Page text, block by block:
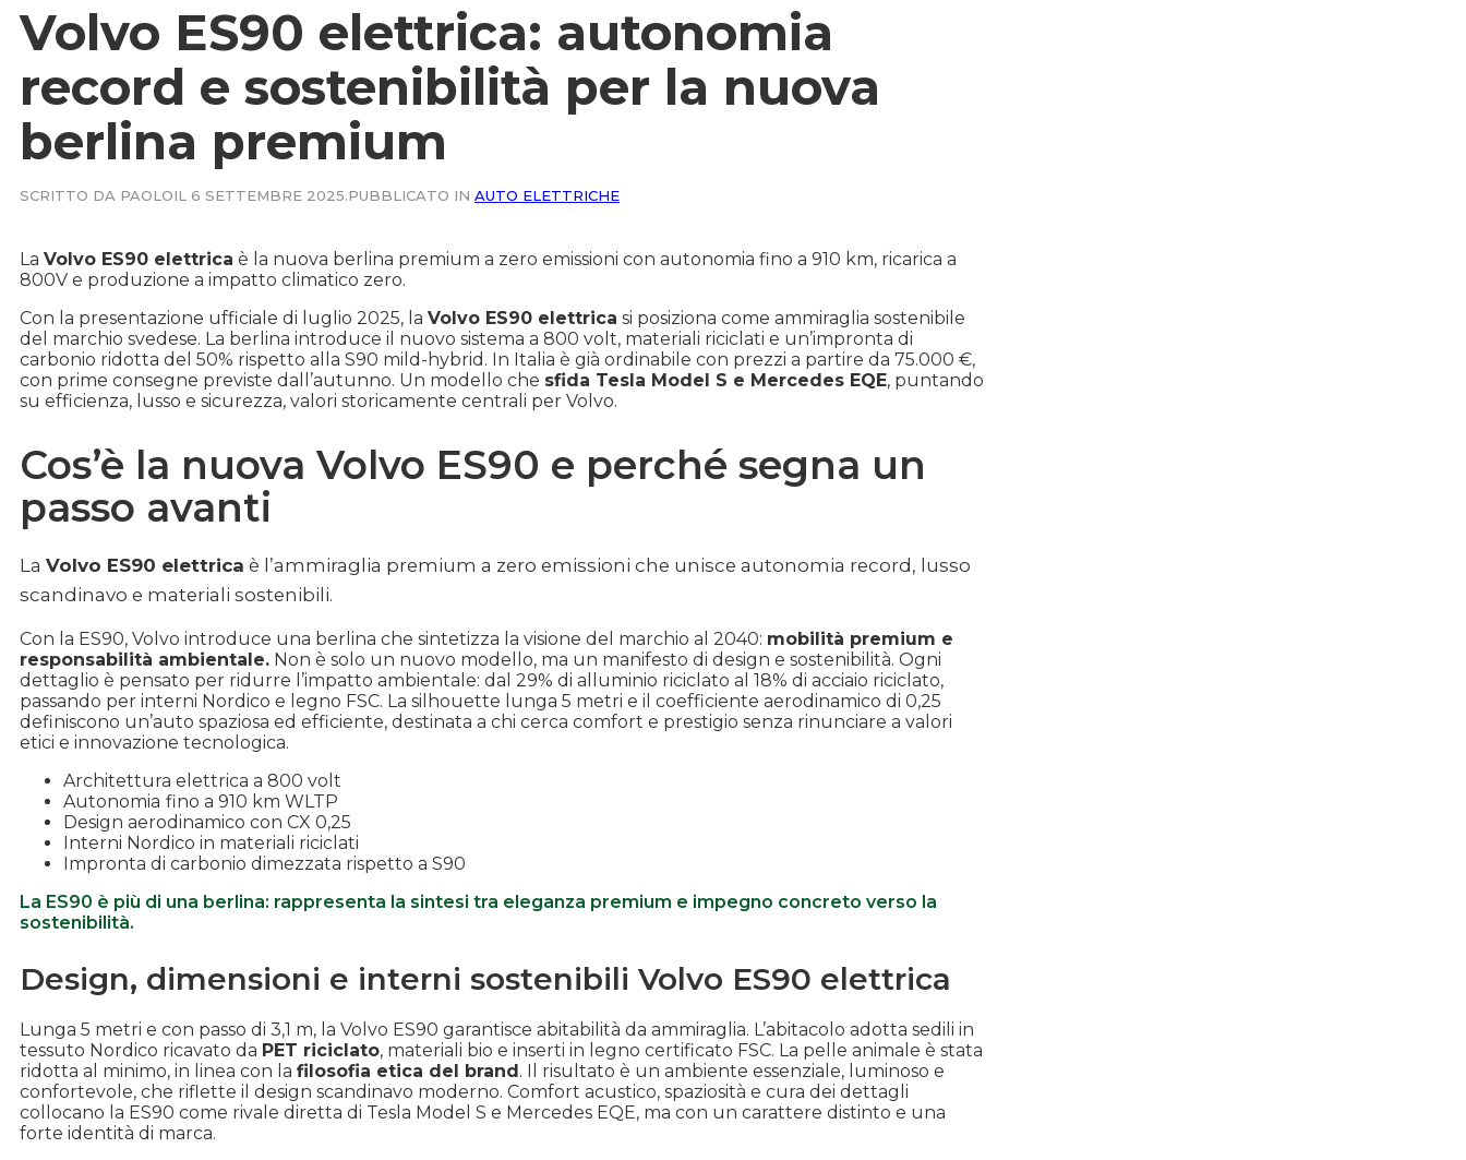
Volvo ES90 elettrica: autonomia
record e sostenibilità per la nuova
berlina premium
SCRITTO DA PAOLOIL 6 SETTEMBRE 2025.PUBBLICATO IN AUTO ELETTRICHE
La Volvo ES90 elettrica è la nuova berlina premium a zero emissioni con autonomia fino a 910 km, ricarica a
800V e produzione a impatto climatico zero.
Con la presentazione ufficiale di luglio 2025, la Volvo ES90 elettrica si posiziona come ammiraglia sostenibile
del marchio svedese. La berlina introduce il nuovo sistema a 800 volt, materiali riciclati e un’impronta di
carbonio ridotta del 50% rispetto alla S90 mild-hybrid. In Italia è già ordinabile con prezzi a partire da 75.000 €,
con prime consegne previste dall’autunno. Un modello che sfida Tesla Model S e Mercedes EQE, puntando
su efficienza, lusso e sicurezza, valori storicamente centrali per Volvo.
Cos’è la nuova Volvo ES90 e perché segna un
passo avanti
La Volvo ES90 elettrica è l’ammiraglia premium a zero emissioni che unisce autonomia record, lusso
scandinavo e materiali sostenibili.
Con la ES90, Volvo introduce una berlina che sintetizza la visione del marchio al 2040: mobilità premium e
responsabilità ambientale. Non è solo un nuovo modello, ma un manifesto di design e sostenibilità. Ogni
dettaglio è pensato per ridurre l’impatto ambientale: dal 29% di alluminio riciclato al 18% di acciaio riciclato,
passando per interni Nordico e legno FSC. La silhouette lunga 5 metri e il coefficiente aerodinamico di 0,25
definiscono un’auto spaziosa ed efficiente, destinata a chi cerca comfort e prestigio senza rinunciare a valori
etici e innovazione tecnologica.
Architettura elettrica a 800 volt
Autonomia fino a 910 km WLTP
Design aerodinamico con CX 0,25
Interni Nordico in materiali riciclati
Impronta di carbonio dimezzata rispetto a S90
La ES90 è più di una berlina: rappresenta la sintesi tra eleganza premium e impegno concreto verso la
sostenibilità.
Design, dimensioni e interni sostenibili Volvo ES90 elettrica
Lunga 5 metri e con passo di 3,1 m, la Volvo ES90 garantisce abitabilità da ammiraglia. L’abitacolo adotta sedili in
tessuto Nordico ricavato da PET riciclato, materiali bio e inserti in legno certificato FSC. La pelle animale è stata
ridotta al minimo, in linea con la filosofia etica del brand. Il risultato è un ambiente essenziale, luminoso e
confortevole, che riflette il design scandinavo moderno. Comfort acustico, spaziosità e cura dei dettagli
collocano la ES90 come rivale diretta di Tesla Model S e Mercedes EQE, ma con un carattere distinto e una
forte identità di marca.